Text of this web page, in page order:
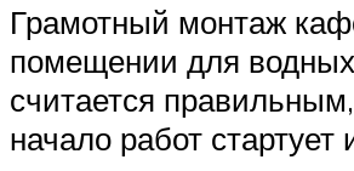
Грамотный монтаж
помещении для
считается
начало работ стартует